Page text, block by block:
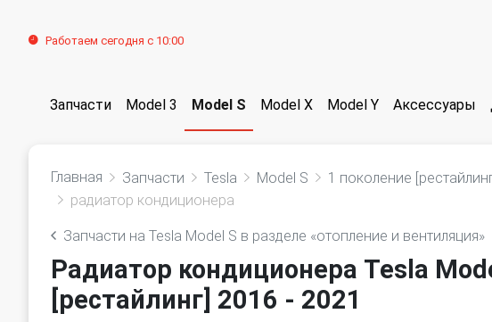
Работаем сегодня с 10:00
Запчасти Model 3 Model S Model X Model Y Аксессуары
Главная Запчасти Tesla Model S
1 поколение
радиатор кондиционера
Запчасти на Tesla Model S в разделе «отопление и вентиляция»
Радиатор кондиционера Tesla
[рестайлинг] 2016 - 2021